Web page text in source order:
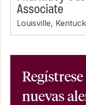
Associate
Louisville,
nuevas